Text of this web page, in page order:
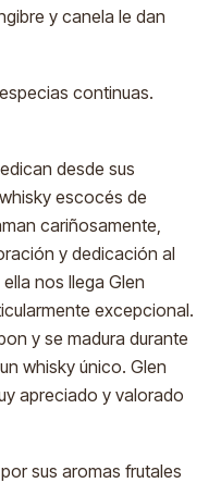
y canela le dan
continuas.
desde sus
escocés de
cariñosamente,
y dedicación al
nos llega Glen
excepcional.
y se madura durante
whisky único. Glen
apreciado y valorado
sus aromas frutales